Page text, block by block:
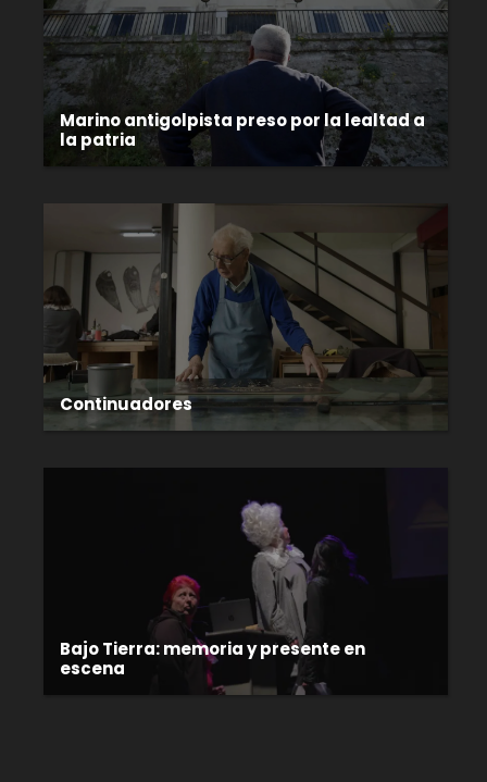
Marino antigolpista preso por la lealtad a
la patria
Continuadores
Bajo Tierra: memoria y presente en
escena